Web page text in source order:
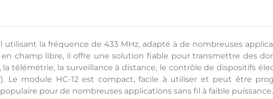
la fréquence de 433 MHz, adapté à de nombreuses
champ libre, il offre une solution fiable pour transmettre des
télémétrie, la surveillance à distance, le contrôle de dispositifs
Le module HC-12 est compact, facile à utiliser et peut être
pour de nombreuses applications sans fil à faible puissance.